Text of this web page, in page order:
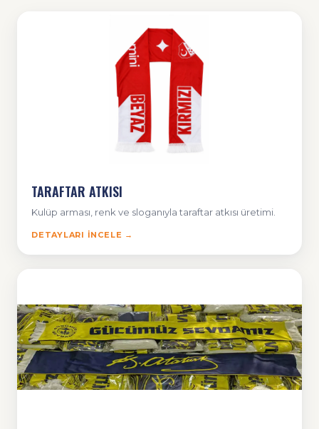
TARAFTAR ATKISI
Kulüp arması, renk ve sloganıyla taraftar atkısı üretimi.
DETAYLARI İNCELE →